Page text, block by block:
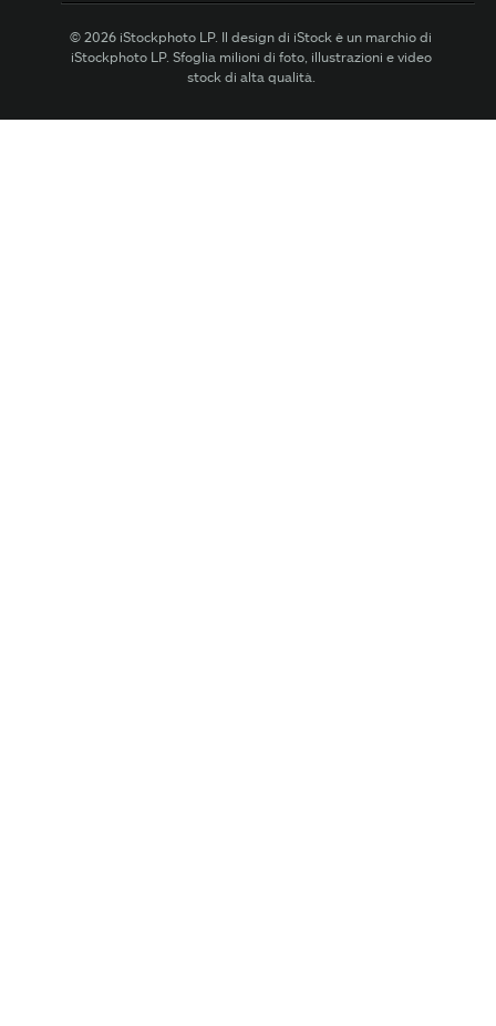
© 2026 iStockphoto LP. Il design di iStock è un marchio di
iStockphoto LP. Sfoglia milioni di foto, illustrazioni e video
stock di alta qualità.